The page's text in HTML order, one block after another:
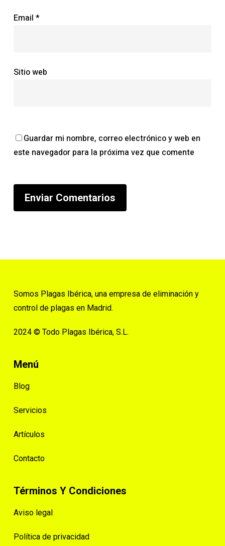
Email *
Sitio web
Guardar mi nombre, correo electrónico y web en
este navegador para la próxima vez que comente
Somos Plagas Ibérica, una empresa de eliminación y
control de plagas en Madrid.
2024 © Todo Plagas Ibérica, S.L.
Menú
Blog
Servicios
Artículos
Contacto
Términos Y Condiciones
Aviso legal
Política de privacidad